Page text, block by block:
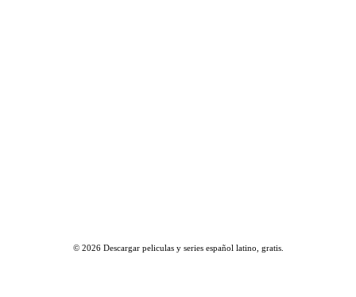
© 2026 Descargar peliculas y series español latino, gratis.